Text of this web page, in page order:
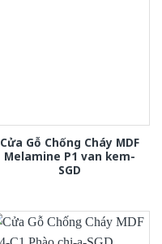
Cửa Gỗ Chống Cháy MDF
Melamine P1 van kem-
SGD